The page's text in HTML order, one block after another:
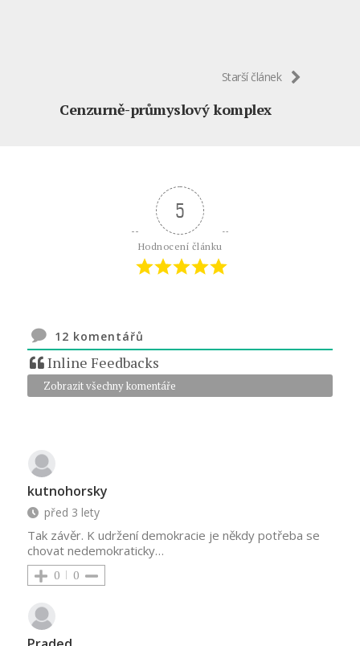
Starší článek
Cenzurně-průmyslový komplex
5
Hodnocení článku
12 komentářů
Inline Feedbacks
Zobrazit všechny komentáře
kutnohorsky
před 3 lety
Tak závěr. K udržení demokracie je někdy potřeba se
chovat nedemokraticky…
0 0